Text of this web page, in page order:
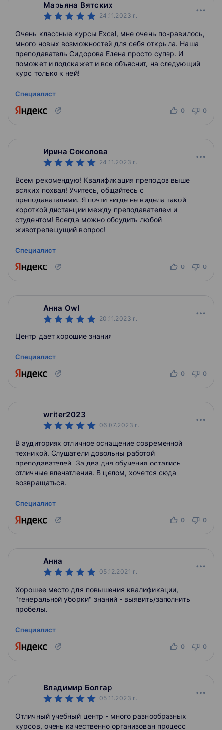
Марьяна Вятских
24.11.2023 г.
Очень классные курсы Excel, мне очень понравилось,
много новых возможностей для себя открыла. Наша
преподаватель Сидорова Елена просто супер. И
поможет и подскажет и все объяснит, на следующий
курс только к ней!
Специалист
0 0
Ирина Соколова
24.11.2023 г.
Всем рекомендую! Квалификация преподов выше
всяких похвал! Учитесь, общайтесь с
преподавателями. Я почти нигде не видела такой
короткой дистанции между преподавателем и
студентом! Всегда можно обсудить любой
животрепещущий вопрос!
Специалист
0 0
Анна Owl
20.11.2023 г.
Центр дает хорошие знания
Специалист
0 0
writer2023
06.07.2023 г.
В аудиториях отличное оснащение современной
техникой. Слушатели довольны работой
преподавателей. За два дня обучения остались
отличные впечатления. В целом, хочется сюда
возвращаться.
Специалист
0 0
Анна
05.12.2021 г.
Хорошее место для повышения квалификации,
"генеральной уборки" знаний - выявить/заполнить
пробелы.
Специалист
0 0
Владимир Болгар
05.11.2023 г.
Отличный учебный центр - много разнообразных
курсов, очень качественно организован процесс